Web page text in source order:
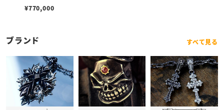
18ギアロゴ/ステッチーズ/
ャー（S000122737）【リ
ングサイズ：US11(日本サ
¥770,000
ブランド すべて見る